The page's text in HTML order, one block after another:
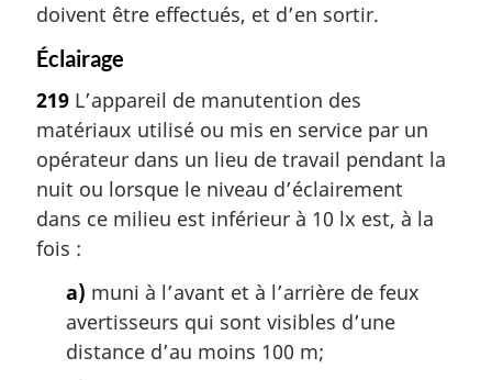
doivent être effectués, et d’en sortir.
Éclairage
219 L’appareil de manutention des
matériaux utilisé ou mis en service par un
opérateur dans un lieu de travail pendant la
nuit ou lorsque le niveau d’éclairement
dans ce milieu est inférieur à 10 lx est, à la
fois :
a) muni à l’avant et à l’arrière de feux
avertisseurs qui sont visibles d’une
distance d’au moins 100 m;